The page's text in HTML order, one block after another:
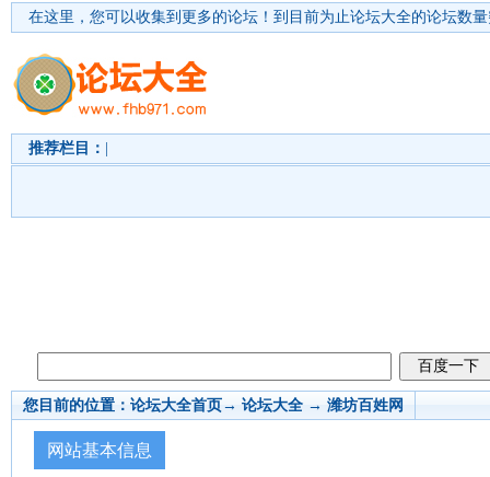
在这里，您可以收集到更多的论坛！ 到目前为止论坛大全的论坛数
推荐栏目：
您目前的位置： 论坛大全首页→ 论坛大全 → 潍坊百姓网
网站基本信息